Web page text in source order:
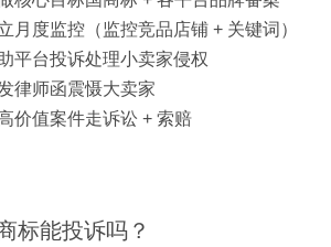
月度监控（监控竞品店铺 + 关键词）
平台投诉处理小卖家侵权
律师函震慑大卖家
价值案件走诉讼 + 索赔
标能投诉吗？